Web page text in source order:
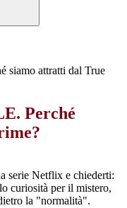
attratti dal True
Perché
serie Netflix e chiederti:
curiosità per il mistero,
la "normalità".